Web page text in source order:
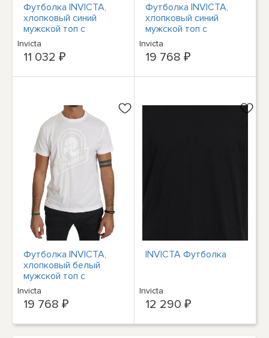
Футболка INVICTA,
хлопковый синий
мужской топ с
круглым вырезом с
логотипом
IT48/US38/M
Invicta
11 032 ₽
Футболка INVICTA,
хлопковый синий
мужской топ с
круглым вырезом с
логотипом
IT46/US36/S.
Invicta
19 768 ₽
Футболка INVICTA,
хлопковый белый
мужской топ с
круглым вырезом с
логотипом
IT46/US36/S
розничная цена 200
Invicta
19 768 ₽
INVICTA Футболка
Invicta
12 290 ₽